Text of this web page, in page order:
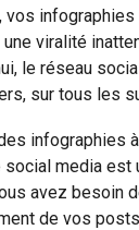
vos infographies
viralité
le réseau
sur tous les
infographies
social media est
avez besoin
de vos